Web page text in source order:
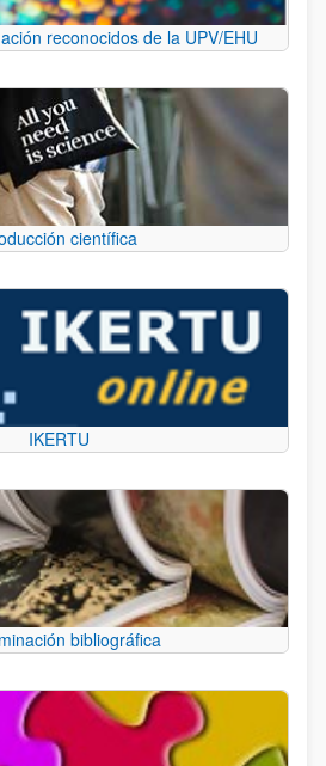
reconocidos de la UPV/EHU
científica
IKERTU
bibliográfica